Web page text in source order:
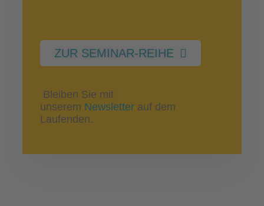
ZUR SEMINAR-REIHE
Bleiben Sie mit
unserem Newsletter auf dem
Laufenden.